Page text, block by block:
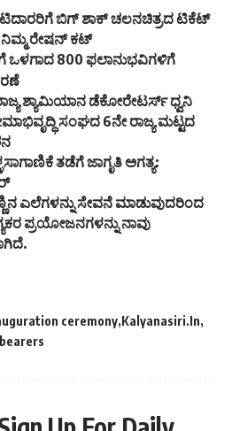
ಬಿಗ್ ಶಾಕ್ ಚಲನಚಿತ್ರದ ಟಿಕೆಟ್
ನಿಮ್ಮ ರೇಷನ್ ಕಟ್
ಒಳಗಾದ 800 ಫಲಾನುಭವಿಗಳಿಗೆ
ಶ್ಯಾಮಿಯಾನ ಡೆಕೋರೇಟರ್ಸ್ ಧ್ವನಿ
ಸಂಘದ 6ನೇ ರಾಜ್ಯ ಮಟ್ಟದ
ತಡೆಗೆ ಜಾಗೃತಿ ಅಗತ್ಯ:
ಎಲೆಗಳನ್ನು ಸೇವನೆ ಮಾಡುವುದರಿಂದ
ಪ್ರಯೋಜನಗಳನ್ನು ನಾವು
ceremony Kalyanasiri.In